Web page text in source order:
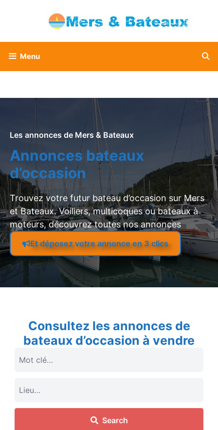
Menu
Les annonces de Mers & Bateaux
Annonces bateaux
d’occasion
Trouvez votre futur bateau d’occasion sur Mers
et Bateaux. Voiliers, multicoques ou bateaux à
moteurs, découvrez toutes nos annonces
Et déposez votre annonce en 3 clics
Consultez les annonces de
bateaux d’occasion à vendre
Search